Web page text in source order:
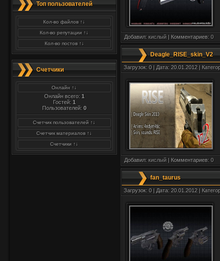
Топ пользователей
Кол-во файлов ↑↓
Кол-во репутации ↑↓
Кол-во постов ↑↓
Счетчики
Онлайн ↑↓
Онлайн всего: 1
Гостей: 1
Пользователей: 0
Счетчик пользователей ↑↓
Счетчик материалов ↑↓
Счетчики ↑↓
Добавил: кислый | Комментариев: 0
Deagle_RISE_skin_V2
Загрузок: 0 | Дата: 20.01.2012 |
Добавил: кислый | Комментариев: 0
fan_taurus
Загрузок: 0 | Дата: 20.01.2012 |